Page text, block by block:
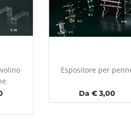
Espositore per
Da € 3,00